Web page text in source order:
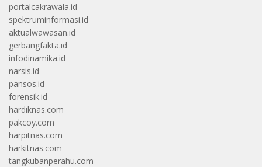
portalcakrawala.id
spektruminformasi.id
aktualwawasan.id
gerbangfakta.id
infodinamika.id
narsis.id
pansos.id
forensik.id
hardiknas.com
pakcoy.com
harpitnas.com
harkitnas.com
tangkubanperahu.com